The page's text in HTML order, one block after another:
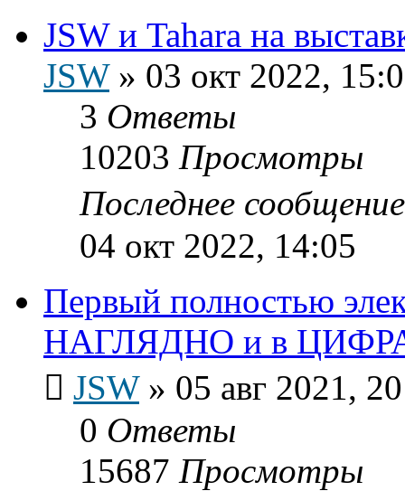
JSW и Tahara на
JSW» 03 окт 2022,
3 Ответы
10203 Просмотры
Последнее
04 окт 2022, 14:05
Первый полностью
НАГЛЯДНО и в
JSW» 05 авг 2021,
0 Ответы
15687 Просмотры